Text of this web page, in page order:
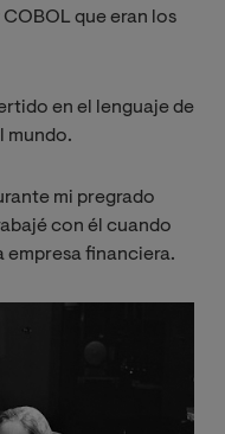
que eran los
en el lenguaje de
mundo.
mi pregrado
con él cuando
empresa financiera.